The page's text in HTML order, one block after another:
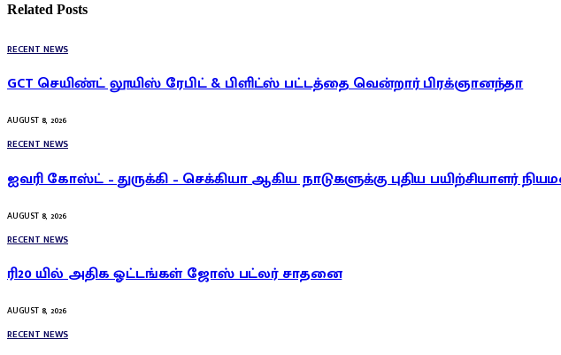
Related Posts
RECENT NEWS
GCT செயிண்ட் லூயிஸ் ரேபிட் & பிளிட்ஸ் பட்டத்தை வென்றார் பிரக்ஞானந்தா
AUGUST 8, 2026
RECENT NEWS
ஐவரி கோஸ்ட் – துருக்கி – செக்கியா ஆகிய நாடுகளுக்கு புதிய பயிற்சியாளர்
AUGUST 8, 2026
RECENT NEWS
ரி20 யில் அதிக ஓட்டங்கள் ஜோஸ் பட்லர் சாதனை
AUGUST 8, 2026
RECENT NEWS